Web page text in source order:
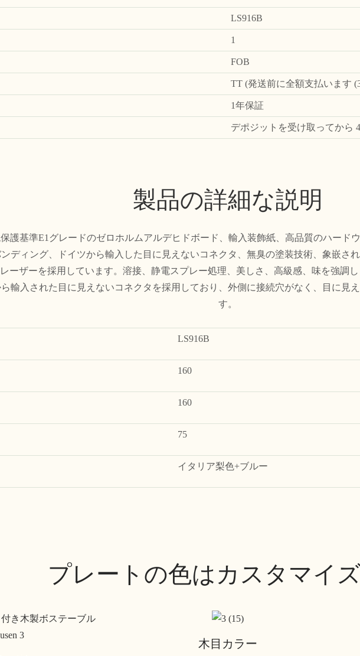
LS916B
1
FOB
TT (発送前に全額支払います
1年保証
デポジットを受け取ってから
製品の詳細な説明
護基準E1グレードのゼロホルムアルデヒドボード、輸入装飾紙、高品質のハード
ディング、ドイツから輸入した目に見えないコネクタ、無臭の塗装技術、象嵌さ
ーザーを採用しています。溶接、静電スプレー処理、美しさ、高級感、味を強調
ら輸入された目に見えないコネクタを採用しており、外側に接続穴がなく、目に見
す。
LS916B
160
160
75
イタリア梨色+ブルー
プレートの色はカスタマイ
木目カラー